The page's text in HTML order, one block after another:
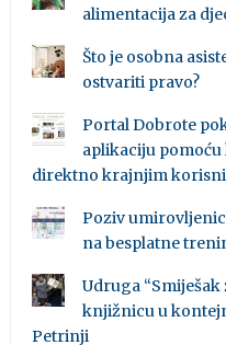
alimentacija za
Što je osobna
ostvariti pravo?
Portal Dobrote
aplikaciju
direktno krajnjim
Poziv
na besplatne
Udruga “Smiješak
knjižnicu u
Petrinji